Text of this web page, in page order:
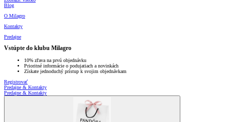
Blog
O Milagro
Kontakty
Predajne
Vstúpte do klubu Milagro
10% zľava na prvú objednávku
Prioritné informácie o podujatiach a novinkách
Získate jednoduchý prístup k svojim objednávkam
Registrovať
Predajne & Kontakty
Predajne & Kontakty